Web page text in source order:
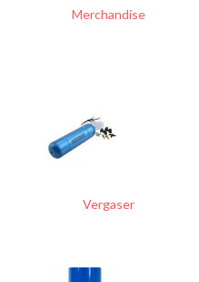
Merchandise
Vergaser